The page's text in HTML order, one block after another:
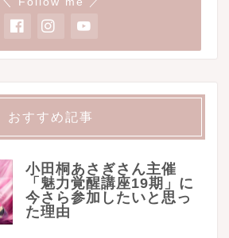
おすすめ記事
小田桐あさぎさん主催
「魅力覚醒講座19期」に
今さら参加したいと思っ
た理由